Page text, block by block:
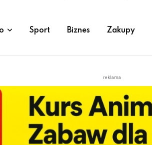
Sport Biznes Zakupy
reklama